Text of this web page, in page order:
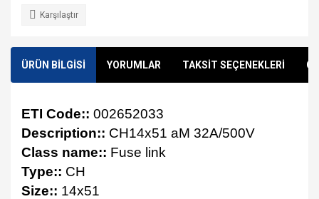
Karşılaştır
ÜRÜN BİLGİSİ YORUMLAR TAKSİT SEÇENEKLERİ
ETI Code:: 002652033
Description:: CH14x51 aM 32A/500V
Class name:: Fuse link
Type:: CH
Size:: 14x51